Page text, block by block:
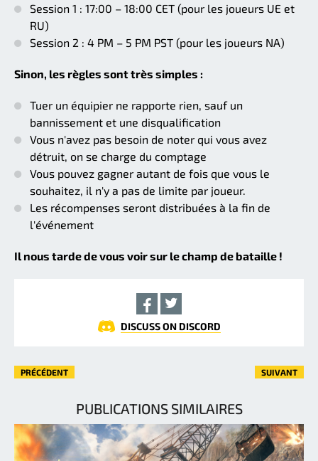
Session 1 : 17:00 – 18:00 CET (pour les joueurs UE et
RU)
Session 2 : 4 PM – 5 PM PST (pour les joueurs NA)
Sinon, les règles sont très simples :
Tuer un équipier ne rapporte rien, sauf un
bannissement et une disqualification
Vous n'avez pas besoin de noter qui vous avez
détruit, on se charge du comptage
Vous pouvez gagner autant de fois que vous le
souhaitez, il n'y a pas de limite par joueur.
Les récompenses seront distribuées à la fin de
l'événement
Il nous tarde de vous voir sur le champ de bataille !
DISCUSS ON DISCORD
PRÉCÉDENT SUIVANT
PUBLICATIONS SIMILAIRES